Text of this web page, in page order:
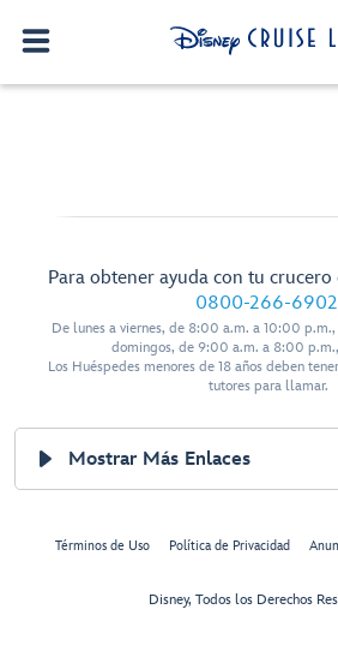
Para obtener ayuda con tu crucero
0800-266-6902
De lunes a viernes, de 8:00 a.m. a 10:00
domingos, de 9:00 a.m. a 8:00
Los Huéspedes menores de 18 años deben
tutores para llamar.
Mostrar Más Enlaces
Términos de Uso Política de Privacidad
Disney, Todos los Derechos